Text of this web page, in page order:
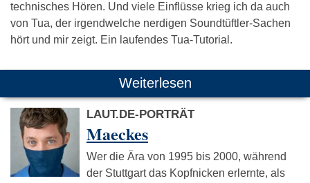
technisches Hören. Und viele Einflüsse krieg ich da auch
von Tua, der irgendwelche nerdigen Soundtüftler-Sachen
hört und mir zeigt. Ein laufendes Tua-Tutorial.
Weiterlesen
LAUT.DE-PORTRÄT
Maeckes
Wer die Ära von 1995 bis 2000, während
der Stuttgart das Kopfnicken erlernte, als